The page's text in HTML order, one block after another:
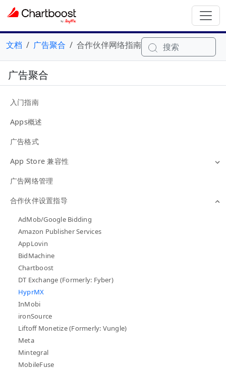
文档 广告聚合 合作伙伴网络指南 搜索
广告聚合
入门指南
Apps概述
广告格式
App Store 兼容性
广告网络管理
合作伙伴设置指导
AdMob/Google Bidding
Amazon Publisher Services
AppLovin
BidMachine
Chartboost
DT Exchange (Formerly: Fyber)
HyprMX
InMobi
ironSource
Liftoff Monetize (Formerly: Vungle)
Meta
Mintegral
MobileFuse